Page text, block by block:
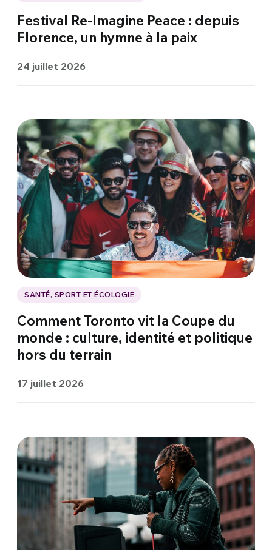
Festival Re-Imagine Peace : depuis
Florence, un hymne à la paix
24 juillet 2026
SANTÉ, SPORT ET ÉCOLOGIE
Comment Toronto vit la Coupe du
monde : culture, identité et politique
hors du terrain
17 juillet 2026